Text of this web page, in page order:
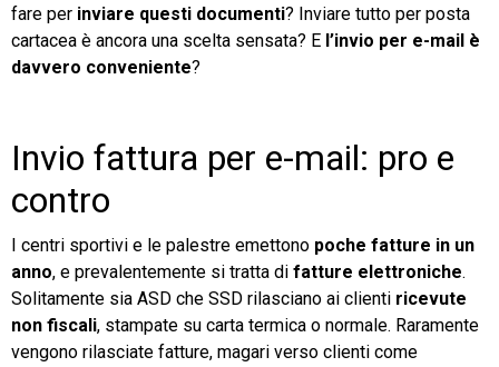
fare per inviare questi documenti? Inviare tutto per posta
cartacea è ancora una scelta sensata? E l’invio per e-mail è
davvero conveniente?
Invio fattura per e-mail: pro e
contro
I centri sportivi e le palestre emettono poche fatture in un
anno, e prevalentemente si tratta di fatture elettroniche.
Solitamente sia ASD che SSD rilasciano ai clienti ricevute
non fiscali, stampate su carta termica o normale. Raramente
vengono rilasciate fatture, magari verso clienti come